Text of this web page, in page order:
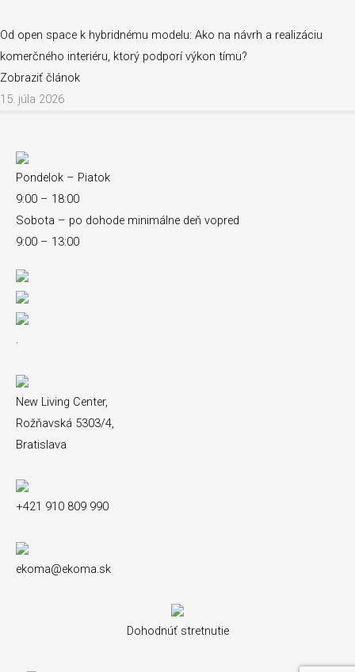
Od open space k hybridnému modelu: Ako na návrh a realizáciu
komerčného interiéru, ktorý podporí výkon tímu?
Zobraziť článok
15. júla 2026
Pondelok – Piatok
9:00 – 18:00
Sobota – po dohode minimálne deň vopred
9:00 – 13:00
.
New Living Center,
Rožňavská 5303/4,
Bratislava
+421 910 809 990
ekoma@ekoma.sk
Dohodnúť stretnutie